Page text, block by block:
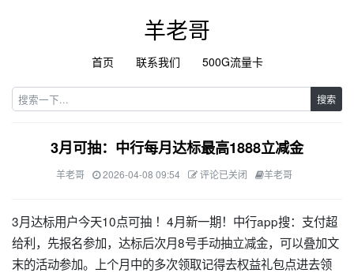
羊老哥
首页 联系我们 500G流量卡
搜索
3月可抽：中行每月达标最高1888立减金
羊老哥 2026-04-08 09:54 评论已关闭 羊老哥
3月达标用户今天10点可抽 ！4月新一期！中行app搜：支付超
给利，先报名参加，达标后次月8号手动抽立减金，可以叠加文
末的活动参加。上个月中的多次领取记得去权益礼包点进去领